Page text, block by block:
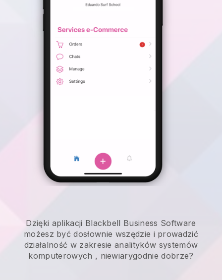
Dzięki aplikacji Blackbell Business Software
możesz być dosłownie wszędzie i prowadzić
działalność w zakresie analityków systemów
komputerowych , niewiarygodnie dobrze?